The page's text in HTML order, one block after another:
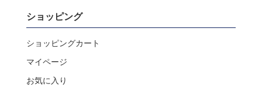
ショッピング
ショッピングカート
マイページ
お気に入り